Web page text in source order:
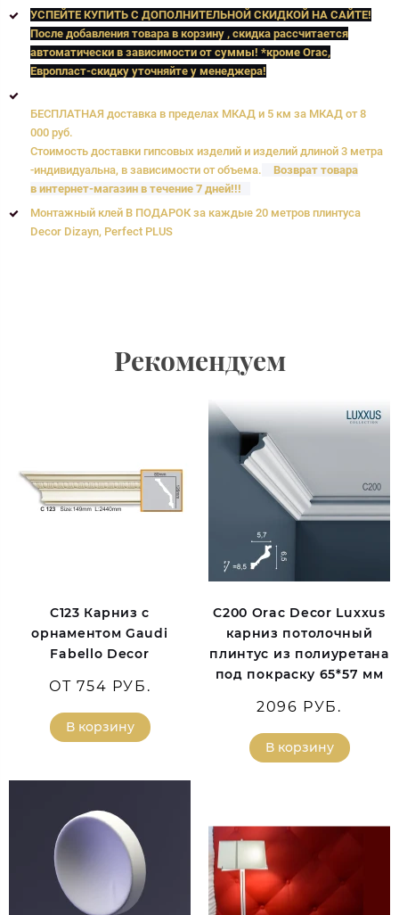
УСПЕЙТЕ КУПИТЬ C ДОПОЛНИТЕЛЬНОЙ СКИДКОЙ НА САЙТЕ!
После добавления товара в корзину , скидка рассчитается
автоматически в зависимости от суммы! *кроме Orac,
Европласт-скидку уточняйте у менеджера!
БЕСПЛАТНАЯ доставка в пределах МКАД и 5 км за МКАД от 8
000 руб.
Стоимость доставки гипсовых изделий и изделий длиной 3 метра
-индивидуальна, в зависимости от объема.
Возврат товара
в интернет-магазин в течение 7 дней!!!
Монтажный клей В ПОДАРОК за каждые 20 метров плинтуса
Decor Dizayn, Perfect PLUS
Рекомендуем
C123 Карниз с
орнаментом Gaudi
Fabello Decor
ОТ 754 РУБ.
В корзину
C200 Orac Decor Luxxus
карниз потолочный
плинтус из полиуретана
под покраску 65*57 мм
2096 РУБ.
В корзину